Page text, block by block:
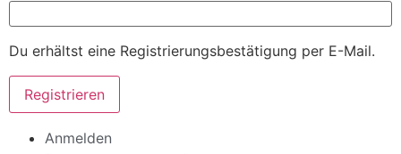
Du erhältst eine Registrierungsbestätigung per E-Mail.
Registrieren
Anmelden